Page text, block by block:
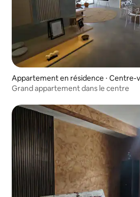
Appartement en résidence ⋅ Centre-
rizaba
Grand appartement dans le centre